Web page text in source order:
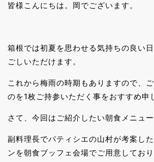
皆様こんにちは。岡でございます。
箱根では初夏を思わせる気持ちの良い
ごしいただけます。
これから梅雨の時期もありますので、
のを1枚ご持参いただく事をおすすめ申
さて、今回はご紹介したい朝食メニュー
副料理長でパティシエの山村が考案し
ンを朝食ブッフェ会場でご用意しており